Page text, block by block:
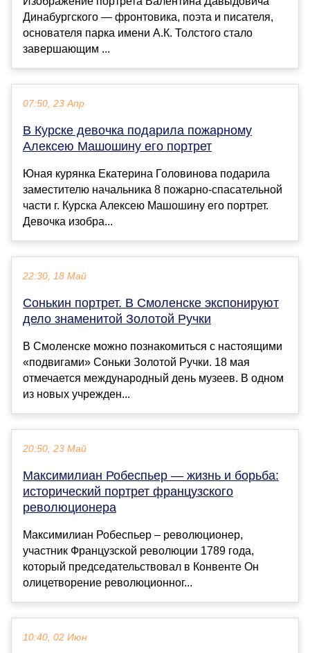
Динабургского — фронтовика, поэта и писателя,
основателя парка имени А.К. Толстого стало
завершающим ...
07:50, 23 Апр
В Курске девочка подарила пожарному
Алексею Машошину его портрет
Юная курянка Екатерина Головинова подарила
заместителю начальника 8 пожарно-спасательной
части г. Курска Алексею Машошину его портрет.
Девочка изобра...
22:30, 18 Май
Сонькин портрет. В Смоленске экспонируют
дело знаменитой Золотой Ручки
В Смоленске можно познакомиться с настоящими
«подвигами» Соньки Золотой Ручки. 18 мая
отмечается международный день музеев. В одном
из новых учрежден...
20:50, 23 Май
Максимилиан Робеспьер — жизнь и борьба:
исторический портрет французского
революционера
Максимилиан Робеспьер – революционер,
участник Французской революции 1789 года,
который председательствовал в Конвенте Он
олицетворение революционног...
10:40, 02 Июн